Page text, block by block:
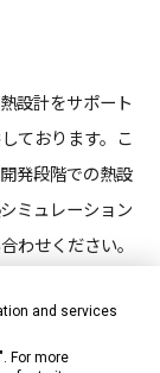
設計をサポート
ております。こ
発段階での熱設
ミュレーション
わせください。
用条件に合わせ
and services
For more